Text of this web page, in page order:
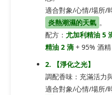
適合對象/心情/場所/
炎熱潮濕的天氣 。
配方： 尤加利精油 5
精油 2 滴 + 95% 酒精
2. 【淨化之光】
調配香味：充滿活力
適合對象/心情/場所/